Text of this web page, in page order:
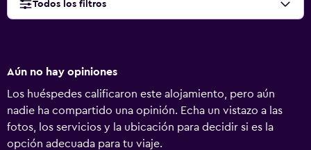
Todos los filtros
Aún no hay opiniones
Los huéspedes calificaron este alojamiento, pero aún
nadie ha compartido una opinión. Echa un vistazo a las
fotos, los servicios y la ubicación para decidir si es la
opción adecuada para tu viaje.